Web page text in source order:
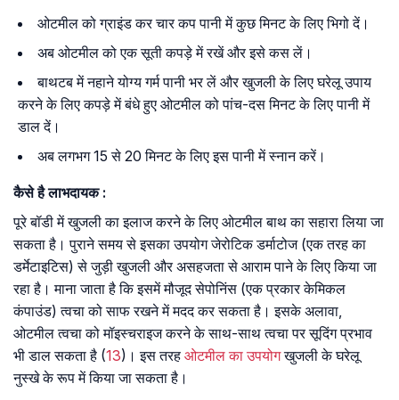
ओटमील को ग्राइंड कर चार कप पानी में कुछ मिनट के लिए भिगो दें।
अब ओटमील को एक सूती कपड़े में रखें और इसे कस लें।
बाथटब में नहाने योग्य गर्म पानी भर लें और खुजली के लिए घरेलू उपाय
करने के लिए कपड़े में बंधे हुए ओटमील को पांच-दस मिनट के लिए पानी में
डाल दें।
अब लगभग 15 से 20 मिनट के लिए इस पानी में स्नान करें।
कैसे है लाभदायक:
पूरे बॉडी में खुजली का इलाज करने के लिए ओटमील बाथ का सहारा लिया जा
सकता है। पुराने समय से इसका उपयोग जेरोटिक डर्माटोज (एक तरह का
डर्मेटाइटिस) से जुड़ी खुजली और असहजता से आराम पाने के लिए किया जा
रहा है। माना जाता है कि इसमें मौजूद सेपोनिंस (एक प्रकार केमिकल
कंपाउंड) त्वचा को साफ रखने में मदद कर सकता है। इसके अलावा,
ओटमील त्वचा को मॉइस्चराइज करने के साथ-साथ त्वचा पर सूदिंग प्रभाव
भी डाल सकता है (13)। इस तरह ओटमील का उपयोगखुजली के घरेलू
नुस्खे के रूप में किया जा सकता है।